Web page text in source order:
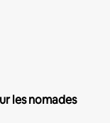
les nomades